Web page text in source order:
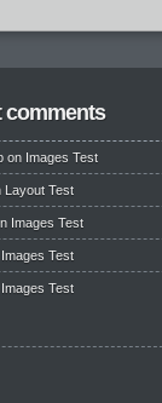
comments
on Images Test
Layout Test
Images Test
Images Test
Images Test